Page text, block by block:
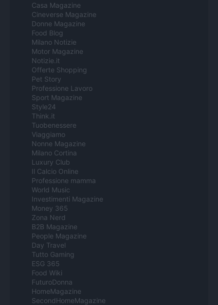
Casa Magazine
Cineverse Magazine
Donne Magazine
Food Blog
Milano Notizie
Motor Magazine
Notizie.it
Offerte Shopping
Pet Story
Professione Lavoro
Sport Magazine
Style24
Think.it
Tuobenessere
Viaggiamo
Nonne Magazine
Milano Cortina
Luxury Club
Il Calcio Online
Professione mamma
World Music
Investimenti Magazine
Money 365
Zona Nerd
B2B Magazine
People Magazine
Day Travel
Tutto Gaming
ESG 365
Food Wiki
FuturoDonna
HomeMagazine
SecondHomeMagazine